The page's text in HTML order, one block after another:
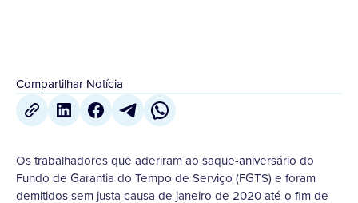
Compartilhar Notícia
Os trabalhadores que aderiram ao saque-aniversário do
Fundo de Garantia do Tempo de Serviço (FGTS) e foram
demitidos sem justa causa de janeiro de 2020 até o fim de